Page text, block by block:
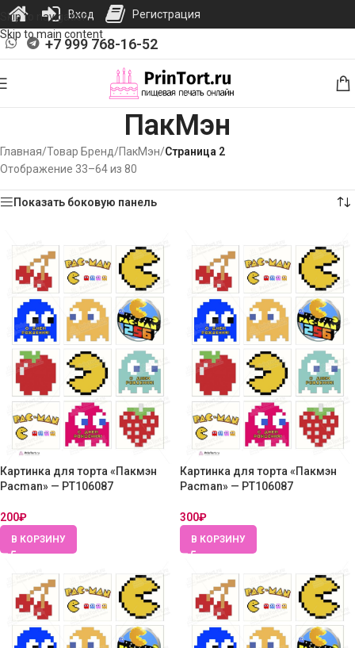
Skip to navigation
Skip to main content
+7 999 768-16-52
ПакМэн
Главная/Товар Бренд/ПакМэн/Страница 2
Отображение 33–64 из 80
Показать боковую панель
Картинка для торта «Пакмэн
Pacman» — PT106087
200₽
В КОРЗИНУ
Картинка для торта «Пакмэн
Pacman» — PT106087
300₽
В КОРЗИНУ
Вход Регистрация